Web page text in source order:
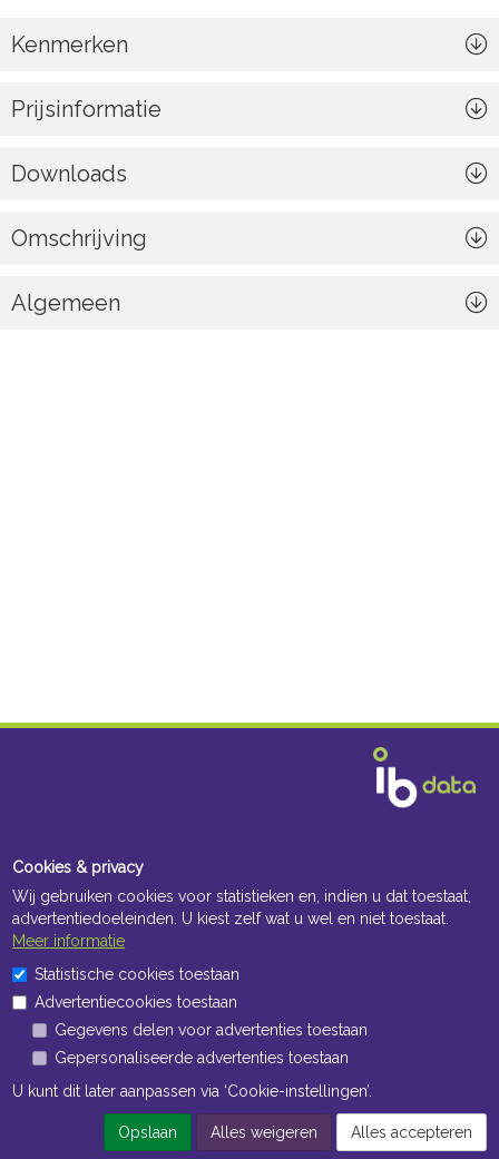
Kenmerken
Prijsinformatie
Downloads
Omschrijving
Algemeen
Cookies & privacy
Wij gebruiken cookies voor statistieken en, indien u dat toestaat,
advertentiedoeleinden. U kiest zelf wat u wel en niet toestaat.
Meer informatie
Statistische cookies toestaan
Advertentiecookies toestaan
Gegevens delen voor advertenties toestaan
Gepersonaliseerde advertenties toestaan
U kunt dit later aanpassen via ‘Cookie-instellingen’.
Opslaan Alles weigeren Alles accepteren